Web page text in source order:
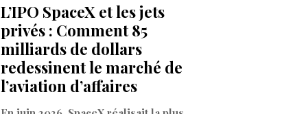
L’IPO SpaceX et les jets
privés : Comment 85
milliards de dollars
redessinent le marché de
l’aviation d’affaires